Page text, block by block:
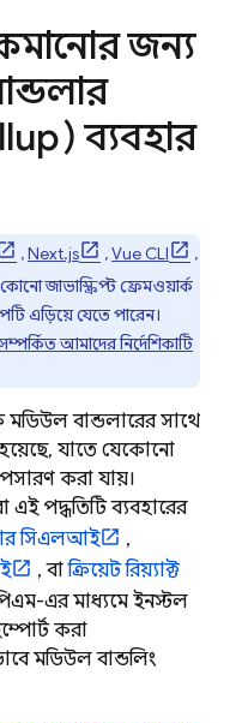
জন্য
ব্যবহার
,Next.js ,Vue CLI
,
জাভাস্ক্রিপ্ট ফ্রেমওয়ার্ক
এড়িয়ে যেতে পারেন।
আমাদের নির্দেশিকাটি
বান্ডলারের সাথে
যাতে যেকোনো
করা যায়।
পদ্ধতিটি ব্যবহারের
সিএলআই
,
, বাক্রিয়েট রিয়্যাক্ট
এর মাধ্যমে ইনস্টল
করা
মডিউল বান্ডলিং